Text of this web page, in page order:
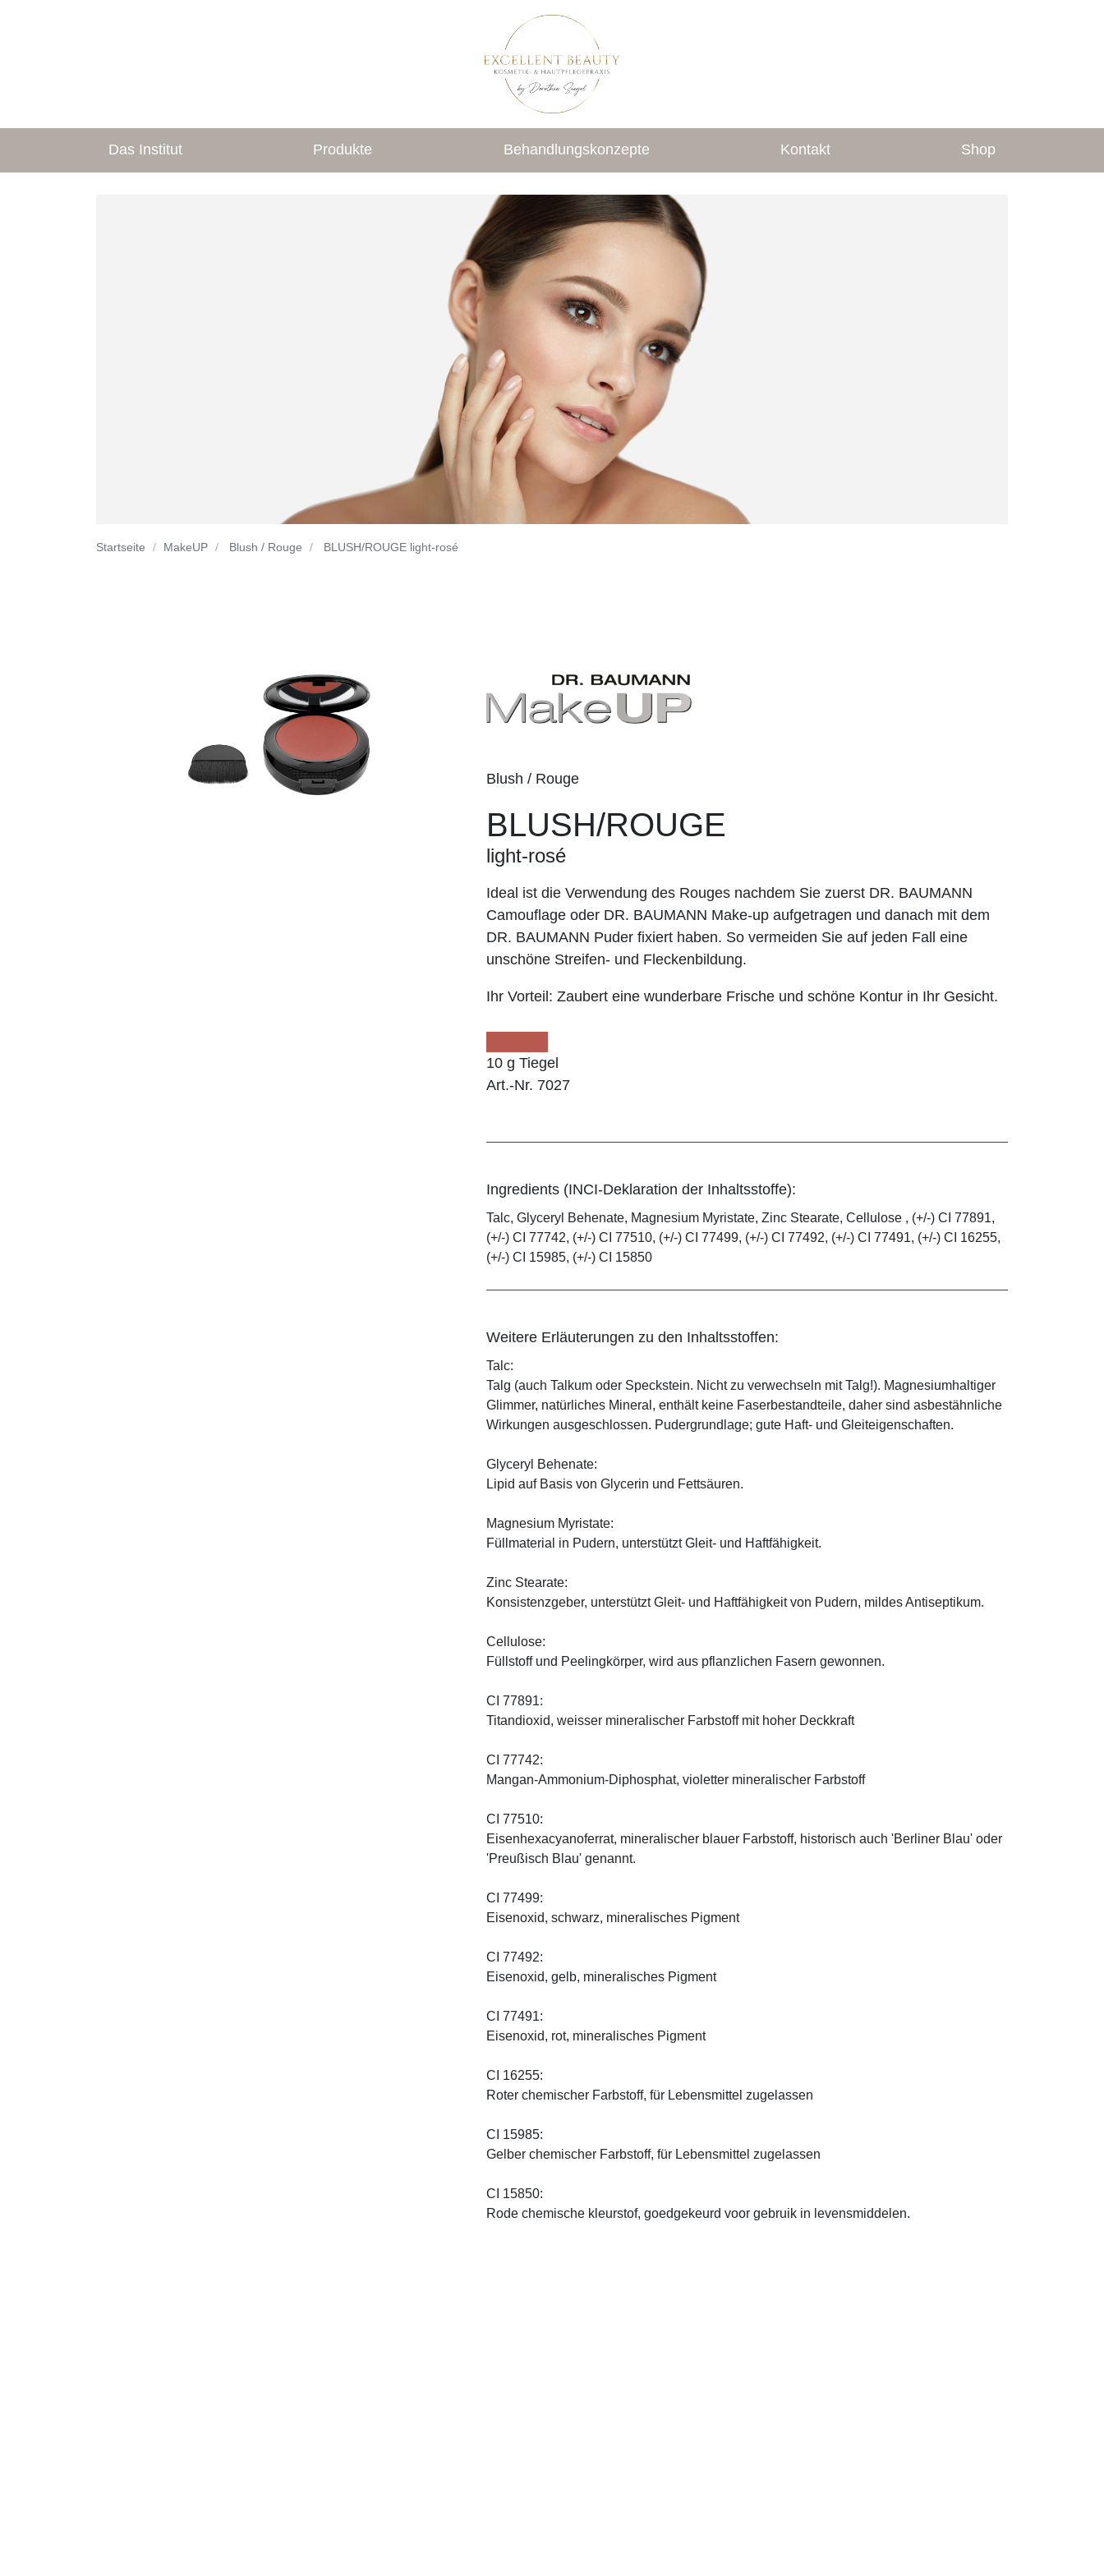
Das Institut Produkte Behandlungskonzepte Kontakt Shop
Startseite MakeUP Blush / Rouge BLUSH/ROUGE light-rosé
Blush / Rouge
BLUSH/ROUGE
light-rosé
Ideal ist die Verwendung des Rouges nachdem Sie zuerst DR. BAUMANN
Camouflage oder DR. BAUMANN Make-up aufgetragen und danach mit dem
DR. BAUMANN Puder fixiert haben. So vermeiden Sie auf jeden Fall eine
unschöne Streifen- und Fleckenbildung.
Ihr Vorteil: Zaubert eine wunderbare Frische und schöne Kontur in Ihr Gesicht.
10 g Tiegel
Art.-Nr. 7027
Ingredients (INCI-Deklaration der Inhaltsstoffe):
Talc, Glyceryl Behenate, Magnesium Myristate, Zinc Stearate, Cellulose , (+/-) CI 77891,
(+/-) CI 77742, (+/-) CI 77510, (+/-) CI 77499, (+/-) CI 77492, (+/-) CI 77491, (+/-) CI 16255,
(+/-) CI 15985, (+/-) CI 15850
Weitere Erläuterungen zu den Inhaltsstoffen:
Talc:
Talg (auch Talkum oder Speckstein. Nicht zu verwechseln mit Talg!). Magnesiumhaltiger
Glimmer, natürliches Mineral, enthält keine Faserbestandteile, daher sind asbestähnliche
Wirkungen ausgeschlossen. Pudergrundlage; gute Haft- und Gleiteigenschaften.
Glyceryl Behenate:
Lipid auf Basis von Glycerin und Fettsäuren.
Magnesium Myristate:
Füllmaterial in Pudern, unterstützt Gleit- und Haftfähigkeit.
Zinc Stearate:
Konsistenzgeber, unterstützt Gleit- und Haftfähigkeit von Pudern, mildes Antiseptikum.
Cellulose:
Füllstoff und Peelingkörper, wird aus pflanzlichen Fasern gewonnen.
CI 77891:
Titandioxid, weisser mineralischer Farbstoff mit hoher Deckkraft
CI 77742:
Mangan-Ammonium-Diphosphat, violetter mineralischer Farbstoff
CI 77510:
Eisenhexacyanoferrat, mineralischer blauer Farbstoff, historisch auch 'Berliner Blau' oder
'Preußisch Blau' genannt.
CI 77499:
Eisenoxid, schwarz, mineralisches Pigment
CI 77492:
Eisenoxid, gelb, mineralisches Pigment
CI 77491:
Eisenoxid, rot, mineralisches Pigment
CI 16255:
Roter chemischer Farbstoff, für Lebensmittel zugelassen
CI 15985:
Gelber chemischer Farbstoff, für Lebensmittel zugelassen
CI 15850:
Rode chemische kleurstof, goedgekeurd voor gebruik in levensmiddelen.